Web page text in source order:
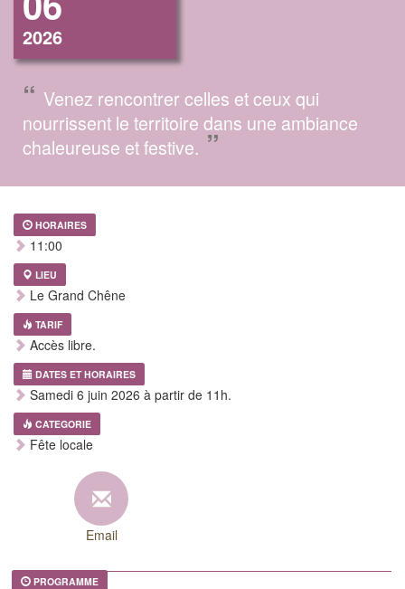
2026
“ Venez rencontrer celles et ceux qui
nourrissent le territoire dans une ambiance
chaleureuse et festive. ”
HORAIRES
11:00
LIEU
Le Grand Chêne
TARIF
Accès libre.
DATES ET HORAIRES
Samedi 6 juin 2026 à partir de 11h.
CATEGORIE
Fête locale
Email
PROGRAMME